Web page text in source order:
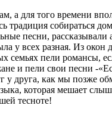
для того времени
собираться
песни,
у всех разная. Из
пели романсы,
и пели свои песни -
друга, как мы позже
которая мешает
тесноте!